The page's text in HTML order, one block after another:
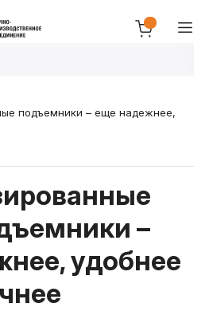
подъемники – еще надежнее,
–
удобнее